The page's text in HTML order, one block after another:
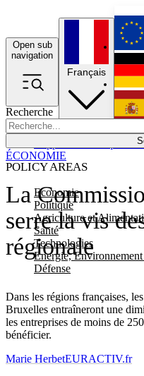
Open sub
navigation
Recherche
POLICY AREAS
Economie
Politique
Agriculture et
Santé
Technologies
Energie,
Défense
Français
La
serre la vis
régionale
Dans les régions françaises,
Bruxelles entraîneront une
les entreprises de moins de
bénéficier.
ÉCONOMIE
Marie HerbetEURACTIV.fr